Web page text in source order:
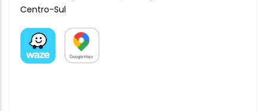
Centro-Sul